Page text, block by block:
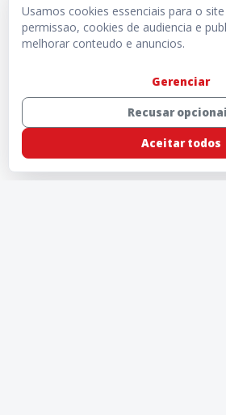
Usamos cookies essenciais para o
permissao, cookies de audiencia e
melhorar conteudo e anuncios.
Gerenciar
Recusar
Aceitar todos